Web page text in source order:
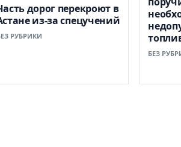
дорог перекроют в
из-за спецучений
РУБРИКИ
БЕЗ